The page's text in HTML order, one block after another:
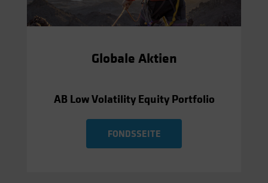
Globale Aktien
AB Low Volatility Equity Portfolio
FONDSSEITE